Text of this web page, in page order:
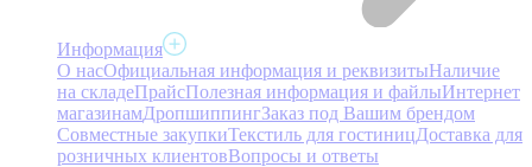
Информация
О насОфициальная информация и реквизитыНаличие
на складеПрайсПолезная информация и файлыИнтернет
магазинамДропшиппингЗаказ под Вашим брендом
Совместные закупкиТекстиль для гостиницДоставка для
розничных клиентовВопросы и ответы